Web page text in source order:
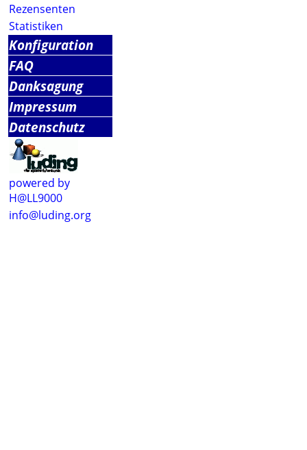
Rezensenten
Statistiken
Konfiguration
FAQ
Danksagung
Impressum
Datenschutz
powered by
H@LL9000
info@luding.org